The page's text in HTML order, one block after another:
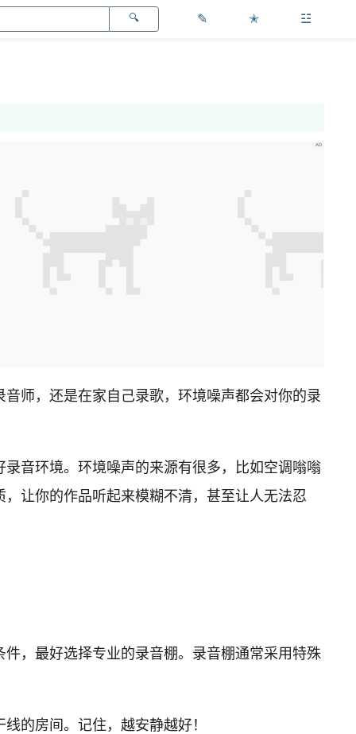
✎ ✭ ☳
师，还是在家自己录歌，环境噪声都会对你的录
音环境。环境噪声的来源有很多，比如空调嗡嗡
让你的作品听起来模糊不清，甚至让人无法忍
，最好选择专业的录音棚。录音棚通常采用特殊
的房间。记住，越安静越好！